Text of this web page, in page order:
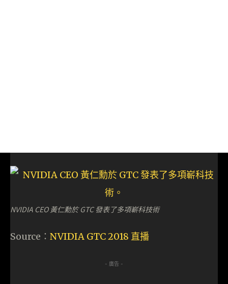
NVIDIA CEO 黃仁勳於 GTC 發表了多項嶄科技術
Source： NVIDIA GTC 2018 直播
- 廣告 -